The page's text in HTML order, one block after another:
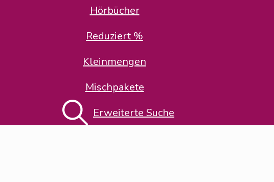
Hörbücher
Reduziert %
Kleinmengen
Mischpakete
Erweiterte Suche
Thema-Klassifikation